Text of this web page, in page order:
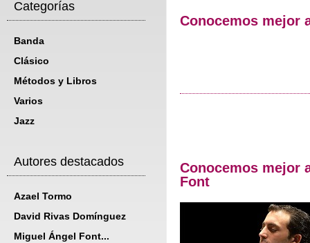
Categorías
Banda
Clásico
Métodos y Libros
Varios
Jazz
Autores destacados
Azael Tormo
David Rivas Domínguez
Miguel Ángel Font...
Conocemos mejor
Conocemos mejor
Font